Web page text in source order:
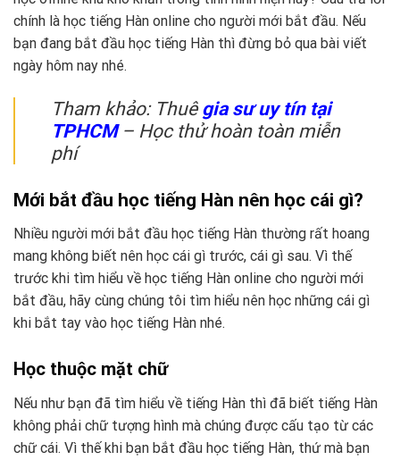
chính là học tiếng Hàn online cho người mới bắt đầu. Nếu
bạn đang bắt đầu học tiếng Hàn thì đừng bỏ qua bài viết
ngày hôm nay nhé.
Tham khảo: Thuêgia sư uy tín tại
TPHCM– Học thử hoàn toàn miễn
phí
Mới bắt đầu học tiếng Hàn nên học cái gì?
Nhiều người mới bắt đầu học tiếng Hàn thường rất hoang
mang không biết nên học cái gì trước, cái gì sau. Vì thế
trước khi tìm hiểu về học tiếng Hàn online cho người mới
bắt đầu, hãy cùng chúng tôi tìm hiểu nên học những cái gì
khi bắt tay vào học tiếng Hàn nhé.
Học thuộc mặt chữ
Nếu như bạn đã tìm hiểu về tiếng Hàn thì đã biết tiếng Hàn
không phải chữ tượng hình mà chúng được cấu tạo từ các
chữ cái. Vì thế khi bạn bắt đầu học tiếng Hàn, thứ mà bạn